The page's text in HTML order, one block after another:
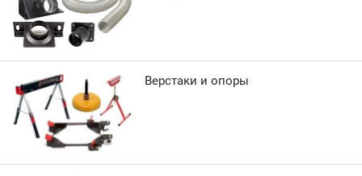
Верстаки и опоры